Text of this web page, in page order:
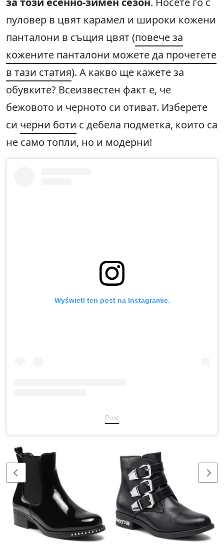
пуловер в цвят карамел и широки кожени
панталони в същия цвят (повече за
кожените панталони можете да прочетете
в тази статия). А какво ще кажете за
обувките? Всеизвестен факт е, че
бежовото и черното си отиват. Изберете
си черни боти с дебела подметка, които са
не само топли, но и модерни!
Wyświetl ten post na Instagramie.
Post